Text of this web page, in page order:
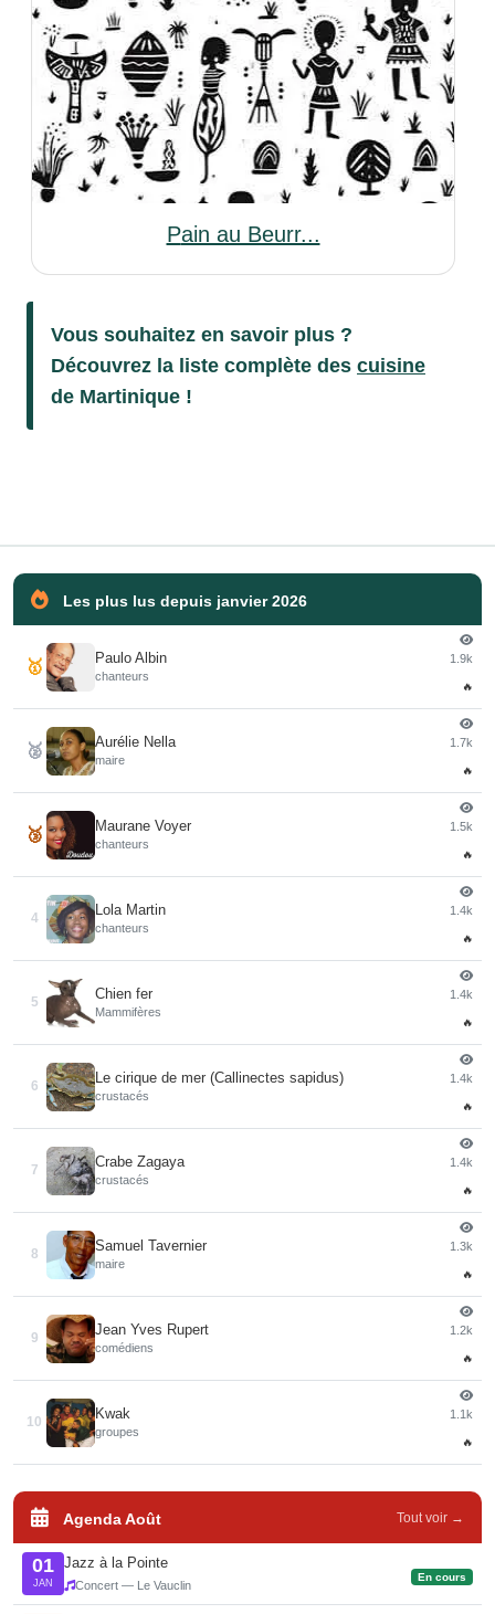
Pain au Beurr...
Vous souhaitez en savoir plus ?
Découvrez la liste complète des cuisine
de Martinique !
Les plus lus depuis janvier 2026
🥇 Paulo Albin
chanteurs
1.9k
🔥
🥈 Aurélie Nella
maire
1.7k
🔥
🥉 Maurane Voyer
chanteurs
1.5k
🔥
4
Lola Martin
chanteurs
1.4k
🔥
5
Chien fer
Mammifères
1.4k
🔥
6
Le cirique de mer (Callinectes sapidus)
crustacés
1.4k
🔥
7
Crabe Zagaya
crustacés
1.4k
🔥
8
Samuel Tavernier
maire
1.3k
🔥
9
Jean Yves Rupert
comédiens
1.2k
🔥
10
Kwak
groupes
1.1k
🔥
Agenda Août Tout voir →
01
JAN
Jazz à la Pointe
Concert — Le Vauclin
En cours